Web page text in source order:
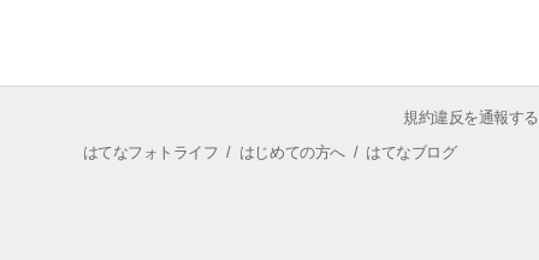
規約違反を通報する
はてなフォトライフ / はじめての方へ/ はてなブログ